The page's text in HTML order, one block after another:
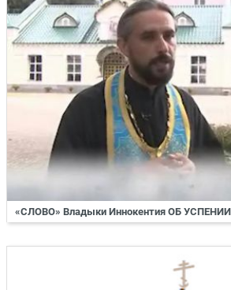
«СЛОВО» Владыки Иннокентия ОБ